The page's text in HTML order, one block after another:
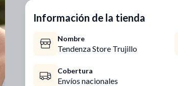
Información de la tienda
Nombre
Tendenza Store Trujillo
Cobertura
Envíos nacionales